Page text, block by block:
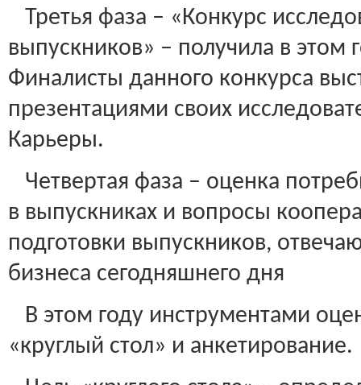
Третья фаза – «Конкурс
выпускников» – получила в этом
Финалисты данного конкурса
презентациями своих
Карьеры.
Четвертая фаза – оценка
в выпускниках и вопросы
подготовки выпускников,
бизнеса сегодняшнего дня
В этом году инструментами
«круглый стол» и анкетирование.